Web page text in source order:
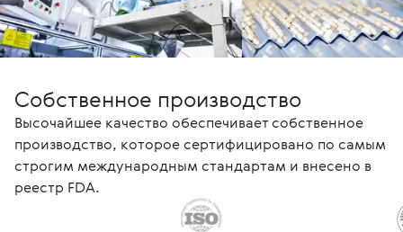
Собственное производство
Высочайшее качество обеспечивает собственное
производство, которое сертифицировано по самым
строгим международным стандартам и внесено в
реестр FDA.